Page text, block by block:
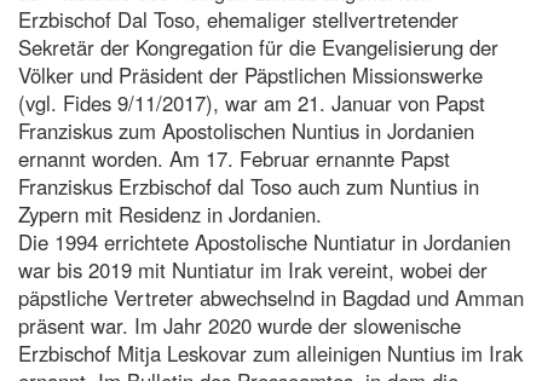
Erzbischof Dal Toso, ehemaliger stellvertretender
Sekretär der Kongregation für die Evangelisierung der
Völker und Präsident der Päpstlichen Missionswerke
(vgl. Fides 9/11/2017), war am 21. Januar von Papst
Franziskus zum Apostolischen Nuntius in Jordanien
ernannt worden. Am 17. Februar ernannte Papst
Franziskus Erzbischof dal Toso auch zum Nuntius in
Zypern mit Residenz in Jordanien.
Die 1994 errichtete Apostolische Nuntiatur in Jordanien
war bis 2019 mit Nuntiatur im Irak vereint, wobei der
päpstliche Vertreter abwechselnd in Bagdad und Amman
präsent war. Im Jahr 2020 wurde der slowenische
Erzbischof Mitja Leskovar zum alleinigen Nuntius im Irak